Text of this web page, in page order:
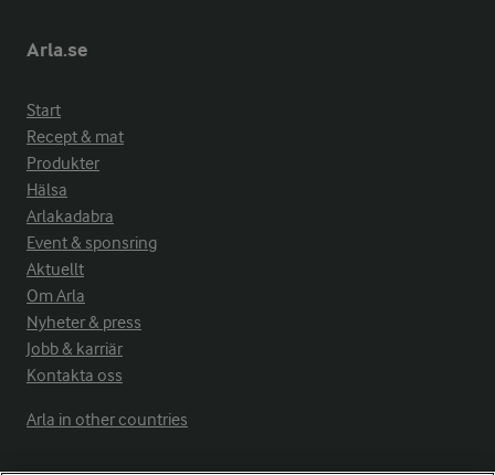
Arla.se
Start
Recept & mat
Produkter
Hälsa
Arlakadabra
Event & sponsring
Aktuellt
Om Arla
Nyheter & press
Jobb & karriär
Kontakta oss
Arla in other countries